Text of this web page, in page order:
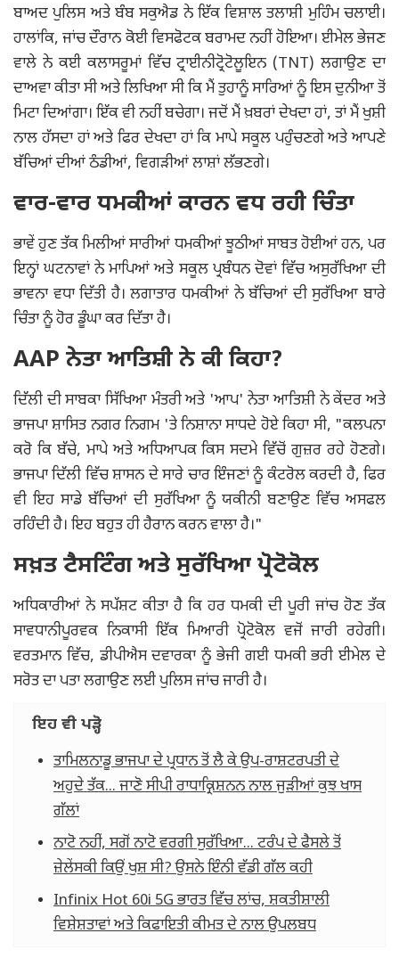
ਬਾਅਦ ਪੁਲਿਸ ਅਤੇ ਬੰਬ ਸਕੁਐਡ ਨੇ ਇੱਕ ਵਿਸ਼ਾਲ ਤਲਾਸ਼ੀ ਮੁਹਿੰਮ ਚਲਾਈ।
ਹਾਲਾਂਕਿ, ਜਾਂਚ ਦੌਰਾਨ ਕੋਈ ਵਿਸਫੋਟਕ ਬਰਾਮਦ ਨਹੀਂ ਹੋਇਆ। ਈਮੇਲ ਭੇਜਣ
ਵਾਲੇ ਨੇ ਕਈ ਕਲਾਸਰੂਮਾਂ ਵਿੱਚ ਟ੍ਰਾਈਨੀਟ੍ਰੋਟੋਲੂਇਨ (TNT) ਲਗਾਉਣ ਦਾ
ਦਾਅਵਾ ਕੀਤਾ ਸੀ ਅਤੇ ਲਿਖਿਆ ਸੀ ਕਿ ਮੈਂ ਤੁਹਾਨੂੰ ਸਾਰਿਆਂ ਨੂੰ ਇਸ ਦੁਨੀਆ ਤੋਂ
ਮਿਟਾ ਦਿਆਂਗਾ। ਇੱਕ ਵੀ ਨਹੀਂ ਬਚੇਗਾ। ਜਦੋਂ ਮੈਂ ਖ਼ਬਰਾਂ ਦੇਖਦਾ ਹਾਂ, ਤਾਂ ਮੈਂ ਖੁਸ਼ੀ
ਨਾਲ ਹੱਸਦਾ ਹਾਂ ਅਤੇ ਫਿਰ ਦੇਖਦਾ ਹਾਂ ਕਿ ਮਾਪੇ ਸਕੂਲ ਪਹੁੰਚਣਗੇ ਅਤੇ ਆਪਣੇ
ਬੱਚਿਆਂ ਦੀਆਂ ਠੰਡੀਆਂ, ਵਿਗੜੀਆਂ ਲਾਸ਼ਾਂ ਲੱਭਣਗੇ।
ਵਾਰ-ਵਾਰ ਧਮਕੀਆਂ ਕਾਰਨ ਵਧ ਰਹੀ ਚਿੰਤਾ
ਭਾਵੇਂ ਹੁਣ ਤੱਕ ਮਿਲੀਆਂ ਸਾਰੀਆਂ ਧਮਕੀਆਂ ਝੂਠੀਆਂ ਸਾਬਤ ਹੋਈਆਂ ਹਨ, ਪਰ
ਇਨ੍ਹਾਂ ਘਟਨਾਵਾਂ ਨੇ ਮਾਪਿਆਂ ਅਤੇ ਸਕੂਲ ਪ੍ਰਬੰਧਨ ਦੋਵਾਂ ਵਿੱਚ ਅਸੁਰੱਖਿਆ ਦੀ
ਭਾਵਨਾ ਵਧਾ ਦਿੱਤੀ ਹੈ। ਲਗਾਤਾਰ ਧਮਕੀਆਂ ਨੇ ਬੱਚਿਆਂ ਦੀ ਸੁਰੱਖਿਆ ਬਾਰੇ
ਚਿੰਤਾ ਨੂੰ ਹੋਰ ਡੂੰਘਾ ਕਰ ਦਿੱਤਾ ਹੈ।
AAP ਨੇਤਾ ਆਤਿਸ਼ੀ ਨੇ ਕੀ ਕਿਹਾ?
ਦਿੱਲੀ ਦੀ ਸਾਬਕਾ ਸਿੱਖਿਆ ਮੰਤਰੀ ਅਤੇ 'ਆਪ' ਨੇਤਾ ਆਤਿਸ਼ੀ ਨੇ ਕੇਂਦਰ ਅਤੇ
ਭਾਜਪਾ ਸ਼ਾਸਿਤ ਨਗਰ ਨਿਗਮ 'ਤੇ ਨਿਸ਼ਾਨਾ ਸਾਧਦੇ ਹੋਏ ਕਿਹਾ ਸੀ, "ਕਲਪਨਾ
ਕਰੋ ਕਿ ਬੱਚੇ, ਮਾਪੇ ਅਤੇ ਅਧਿਆਪਕ ਕਿਸ ਸਦਮੇ ਵਿੱਚੋਂ ਗੁਜ਼ਰ ਰਹੇ ਹੋਣਗੇ।
ਭਾਜਪਾ ਦਿੱਲੀ ਵਿੱਚ ਸ਼ਾਸਨ ਦੇ ਸਾਰੇ ਚਾਰ ਇੰਜਣਾਂ ਨੂੰ ਕੰਟਰੋਲ ਕਰਦੀ ਹੈ, ਫਿਰ
ਵੀ ਇਹ ਸਾਡੇ ਬੱਚਿਆਂ ਦੀ ਸੁਰੱਖਿਆ ਨੂੰ ਯਕੀਨੀ ਬਣਾਉਣ ਵਿੱਚ ਅਸਫਲ
ਰਹਿੰਦੀ ਹੈ। ਇਹ ਬਹੁਤ ਹੀ ਹੈਰਾਨ ਕਰਨ ਵਾਲਾ ਹੈ।"
ਸਖ਼ਤ ਟੈਸਟਿੰਗ ਅਤੇ ਸੁਰੱਖਿਆ ਪ੍ਰੋਟੋਕੋਲ
ਅਧਿਕਾਰੀਆਂ ਨੇ ਸਪੱਸ਼ਟ ਕੀਤਾ ਹੈ ਕਿ ਹਰ ਧਮਕੀ ਦੀ ਪੂਰੀ ਜਾਂਚ ਹੋਣ ਤੱਕ
ਸਾਵਧਾਨੀਪੂਰਵਕ ਨਿਕਾਸੀ ਇੱਕ ਮਿਆਰੀ ਪ੍ਰੋਟੋਕੋਲ ਵਜੋਂ ਜਾਰੀ ਰਹੇਗੀ।
ਵਰਤਮਾਨ ਵਿੱਚ, ਡੀਪੀਐਸ ਦਵਾਰਕਾ ਨੂੰ ਭੇਜੀ ਗਈ ਧਮਕੀ ਭਰੀ ਈਮੇਲ ਦੇ
ਸਰੋਤ ਦਾ ਪਤਾ ਲਗਾਉਣ ਲਈ ਪੁਲਿਸ ਜਾਂਚ ਜਾਰੀ ਹੈ।
ਇਹ ਵੀ ਪੜ੍ਹੋ
ਤਾਮਿਲਨਾਡੂ ਭਾਜਪਾ ਦੇ ਪ੍ਰਧਾਨ ਤੋਂ ਲੈ ਕੇ ਉਪ-ਰਾਸ਼ਟਰਪਤੀ ਦੇ
ਅਹੁਦੇ ਤੱਕ... ਜਾਣੋ ਸੀਪੀ ਰਾਧਾਕ੍ਰਿਸ਼ਨਨ ਨਾਲ ਜੁੜੀਆਂ ਕੁਝ ਖਾਸ
ਗੱਲਾਂ
ਨਾਟੋ ਨਹੀਂ, ਸਗੋਂ ਨਾਟੋ ਵਰਗੀ ਸੁਰੱਖਿਆ... ਟਰੰਪ ਦੇ ਫੈਸਲੇ ਤੋਂ
ਜ਼ੇਲੇਂਸਕੀ ਕਿਉਂ ਖੁਸ਼ ਸੀ? ਉਸਨੇ ਇੰਨੀ ਵੱਡੀ ਗੱਲ ਕਹੀ
Infinix Hot 60i 5G ਭਾਰਤ ਵਿੱਚ ਲਾਂਚ, ਸ਼ਕਤੀਸ਼ਾਲੀ
ਵਿਸ਼ੇਸ਼ਤਾਵਾਂ ਅਤੇ ਕਿਫਾਇਤੀ ਕੀਮਤ ਦੇ ਨਾਲ ਉਪਲਬਧ